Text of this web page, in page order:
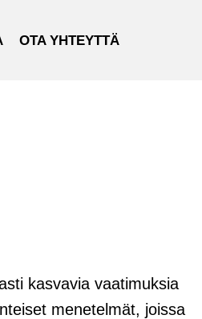
OTA YHTEYTTÄ
kasvavia vaatimuksia
menetelmät, joissa